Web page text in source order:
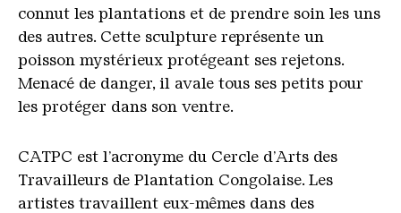
connut les plantations et de prendre soin les uns
des autres. Cette sculpture représente un
poisson mystérieux protégeant ses rejetons.
Menacé de danger, il avale tous ses petits pour
les protéger dans son ventre.
CATPC est l’acronyme du Cercle d’Arts des
Travailleurs de Plantation Congolaise. Les
artistes travaillent eux-mêmes dans des